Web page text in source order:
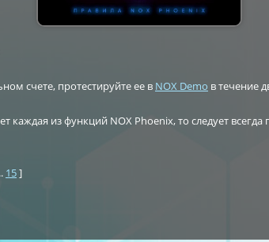
счете, протестируйте ее в NOX Demo в течение
каждая из функций NOX Phoenix, то следует
15]